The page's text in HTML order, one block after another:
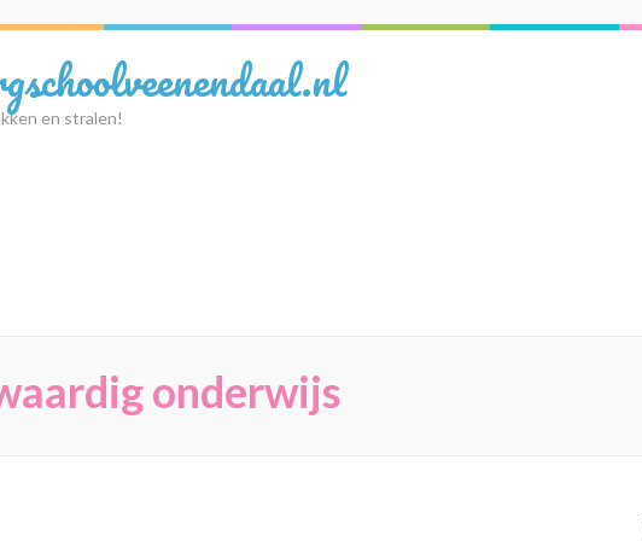
en stralen!
onderwijs